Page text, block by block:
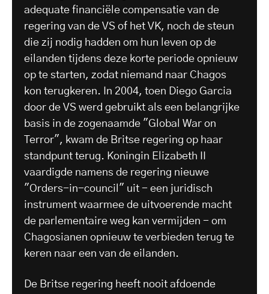
adequate financiële compensatie van de
regering van de VS of het VK, noch de steun
die zij nodig hadden om hun leven op de
eilanden tijdens deze korte periode opnieuw
op te starten, zodat niemand naar Chagos
kon terugkeren. In 2004, toen Diego Garcia
door de VS werd gebruikt als een belangrijke
basis in de zogenaamde "Global War on
Terror", kwam de Britse regering op haar
standpunt terug. Koningin Elizabeth II
vaardigde namens de regering nieuwe
"Orders-in-council" uit - een juridisch
instrument waarmee de uitvoerende macht
de parlementaire weg kan vermijden - om
Chagosianen opnieuw te verbieden terug te
keren naar een van de eilanden.
De Britse regering heeft nooit afdoende